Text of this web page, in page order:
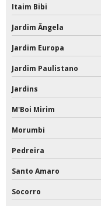
Itaim Bibi
Jardim Ângela
Jardim Europa
Jardim Paulistano
Jardins
M'Boi Mirim
Morumbi
Pedreira
Santo Amaro
Socorro